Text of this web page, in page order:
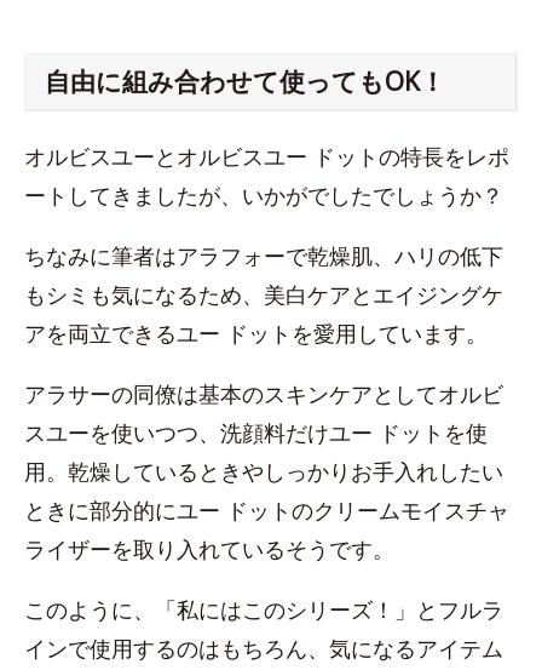
自由に組み合わせて使ってもOK！
オルビスユーとオルビスユー ドットの特長をレポ
ートしてきましたが、いかがでしたでしょうか？
ちなみに筆者はアラフォーで乾燥肌、ハリの低下
もシミも気になるため、美白ケアとエイジングケ
アを両立できるユー ドットを愛用しています。
アラサーの同僚は基本のスキンケアとしてオルビ
スユーを使いつつ、洗顔料だけユー ドットを使
用。乾燥しているときやしっかりお手入れしたい
ときに部分的にユー ドットのクリームモイスチャ
ライザーを取り入れているそうです。
このように、「私にはこのシリーズ！」とフルラ
インで使用するのはもちろん、気になるアイテム